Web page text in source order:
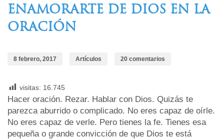
ENAMORARTE DE DIOS EN LA
ORACIÓN
8 febrero, 2017 Artículos 20 comentarios
visitas: 16.745
Hacer oración. Rezar. Hablar con Dios. Quizás te
parezca aburrido o complicado. No eres capaz de oírle.
No eres capaz de verle. Pero tienes la fe. Tienes esa
pequeña o grande convicción de que Dios te está